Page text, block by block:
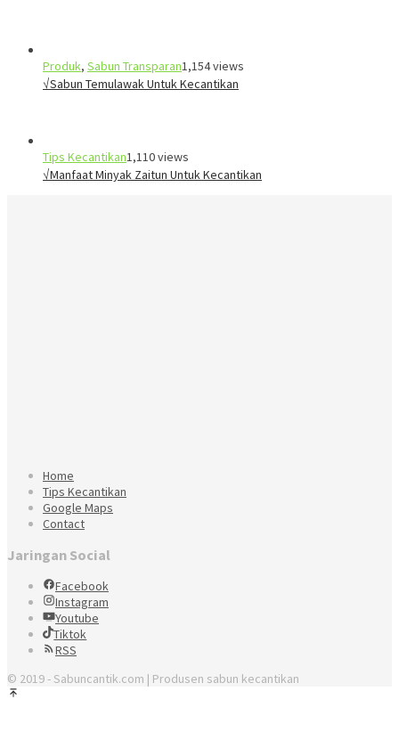
Produk, Sabun Transparan1,154 views
√Sabun Temulawak Untuk Kecantikan
Tips Kecantikan1,110 views
√Manfaat Minyak Zaitun Untuk Kecantikan
Home
Tips Kecantikan
Google Maps
Contact
Jaringan Social
Facebook
Instagram
Youtube
Tiktok
RSS
© 2019 - Sabuncantik.com | Produsen sabun kecantikan